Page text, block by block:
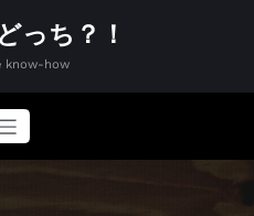
っち？！
know-how